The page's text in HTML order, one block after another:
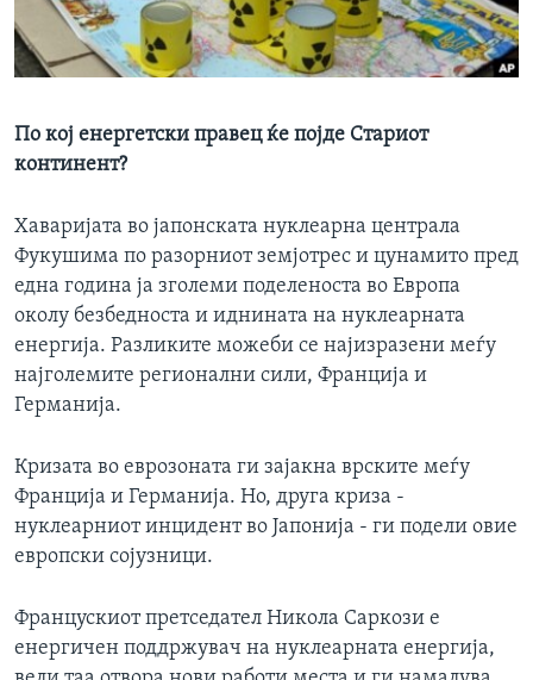
ИНТЕРВЈУА
Јазици
По кој енергетски правец ќе појде Стариот
континент?
Хаваријата во јапонската нуклеарна централа
Фукушима по разорниот земјотрес и цунамито пред
една година ја зголеми поделеноста во Европа
околу безбедноста и иднината на нуклеарната
енергија. Разликите можеби се најизразени меѓу
најголемите регионални сили, Франција и
Германија.
Кризата во еврозоната ги зајакна врските меѓу
Франција и Германија. Но, друга криза -
нуклеарниот инцидент во Јапонија - ги подели овие
европски сојузници.
Францускиот претседател Никола Саркози е
енергичен поддржувач на нуклеарната енергија,